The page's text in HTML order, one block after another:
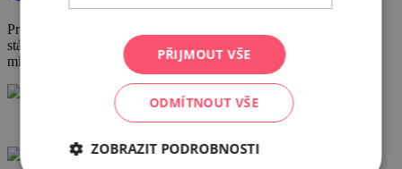
Provoz a činnost DMO byly podpořeny za přispění prostředků
státního rozpočtu České republiky z programu Ministerstva pro
místní rozvoj.
+420 602 162 829
PŘIJMOUT VŠE
ODMÍTNOUT VŠE
ZOBRAZIT PODROBNOSTI